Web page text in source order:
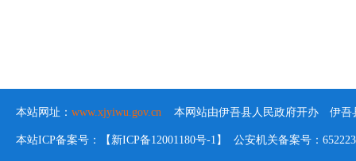
本站网址： www.xjyiwu.gov.cn 本网站由伊吾县人民政府开办 伊吾
本站ICP备案号：【新ICP备12001180号-1】 公安机关备案号：